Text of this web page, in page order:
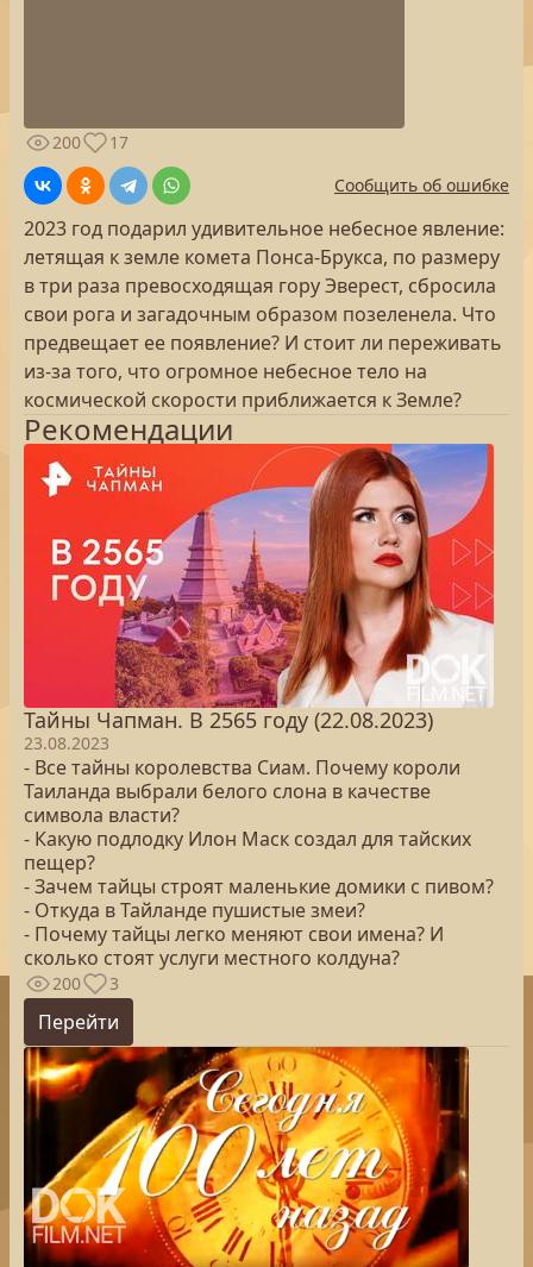
200
17
Сообщить об ошибке
2023 год подарил удивительное небесное явление:
летящая к земле комета Понса-Брукса, по размеру
в три раза превосходящая гору Эверест, сбросила
свои рога и загадочным образом позеленела. Что
предвещает ее появление? И стоит ли переживать
из-за того, что огромное небесное тело на
космической скорости приближается к Земле?
Рекомендации
Тайны Чапман. В 2565 году (22.08.2023)
23.08.2023
- Все тайны королевства Сиам. Почему короли
Таиланда выбрали белого слона в качестве
символа власти?
- Какую подлодку Илон Маск создал для тайских
пещер?
- Зачем тайцы строят маленькие домики с пивом?
- Откуда в Тайланде пушистые змеи?
- Почему тайцы легко меняют свои имена? И
сколько стоят услуги местного колдуна?
200 3
Перейти